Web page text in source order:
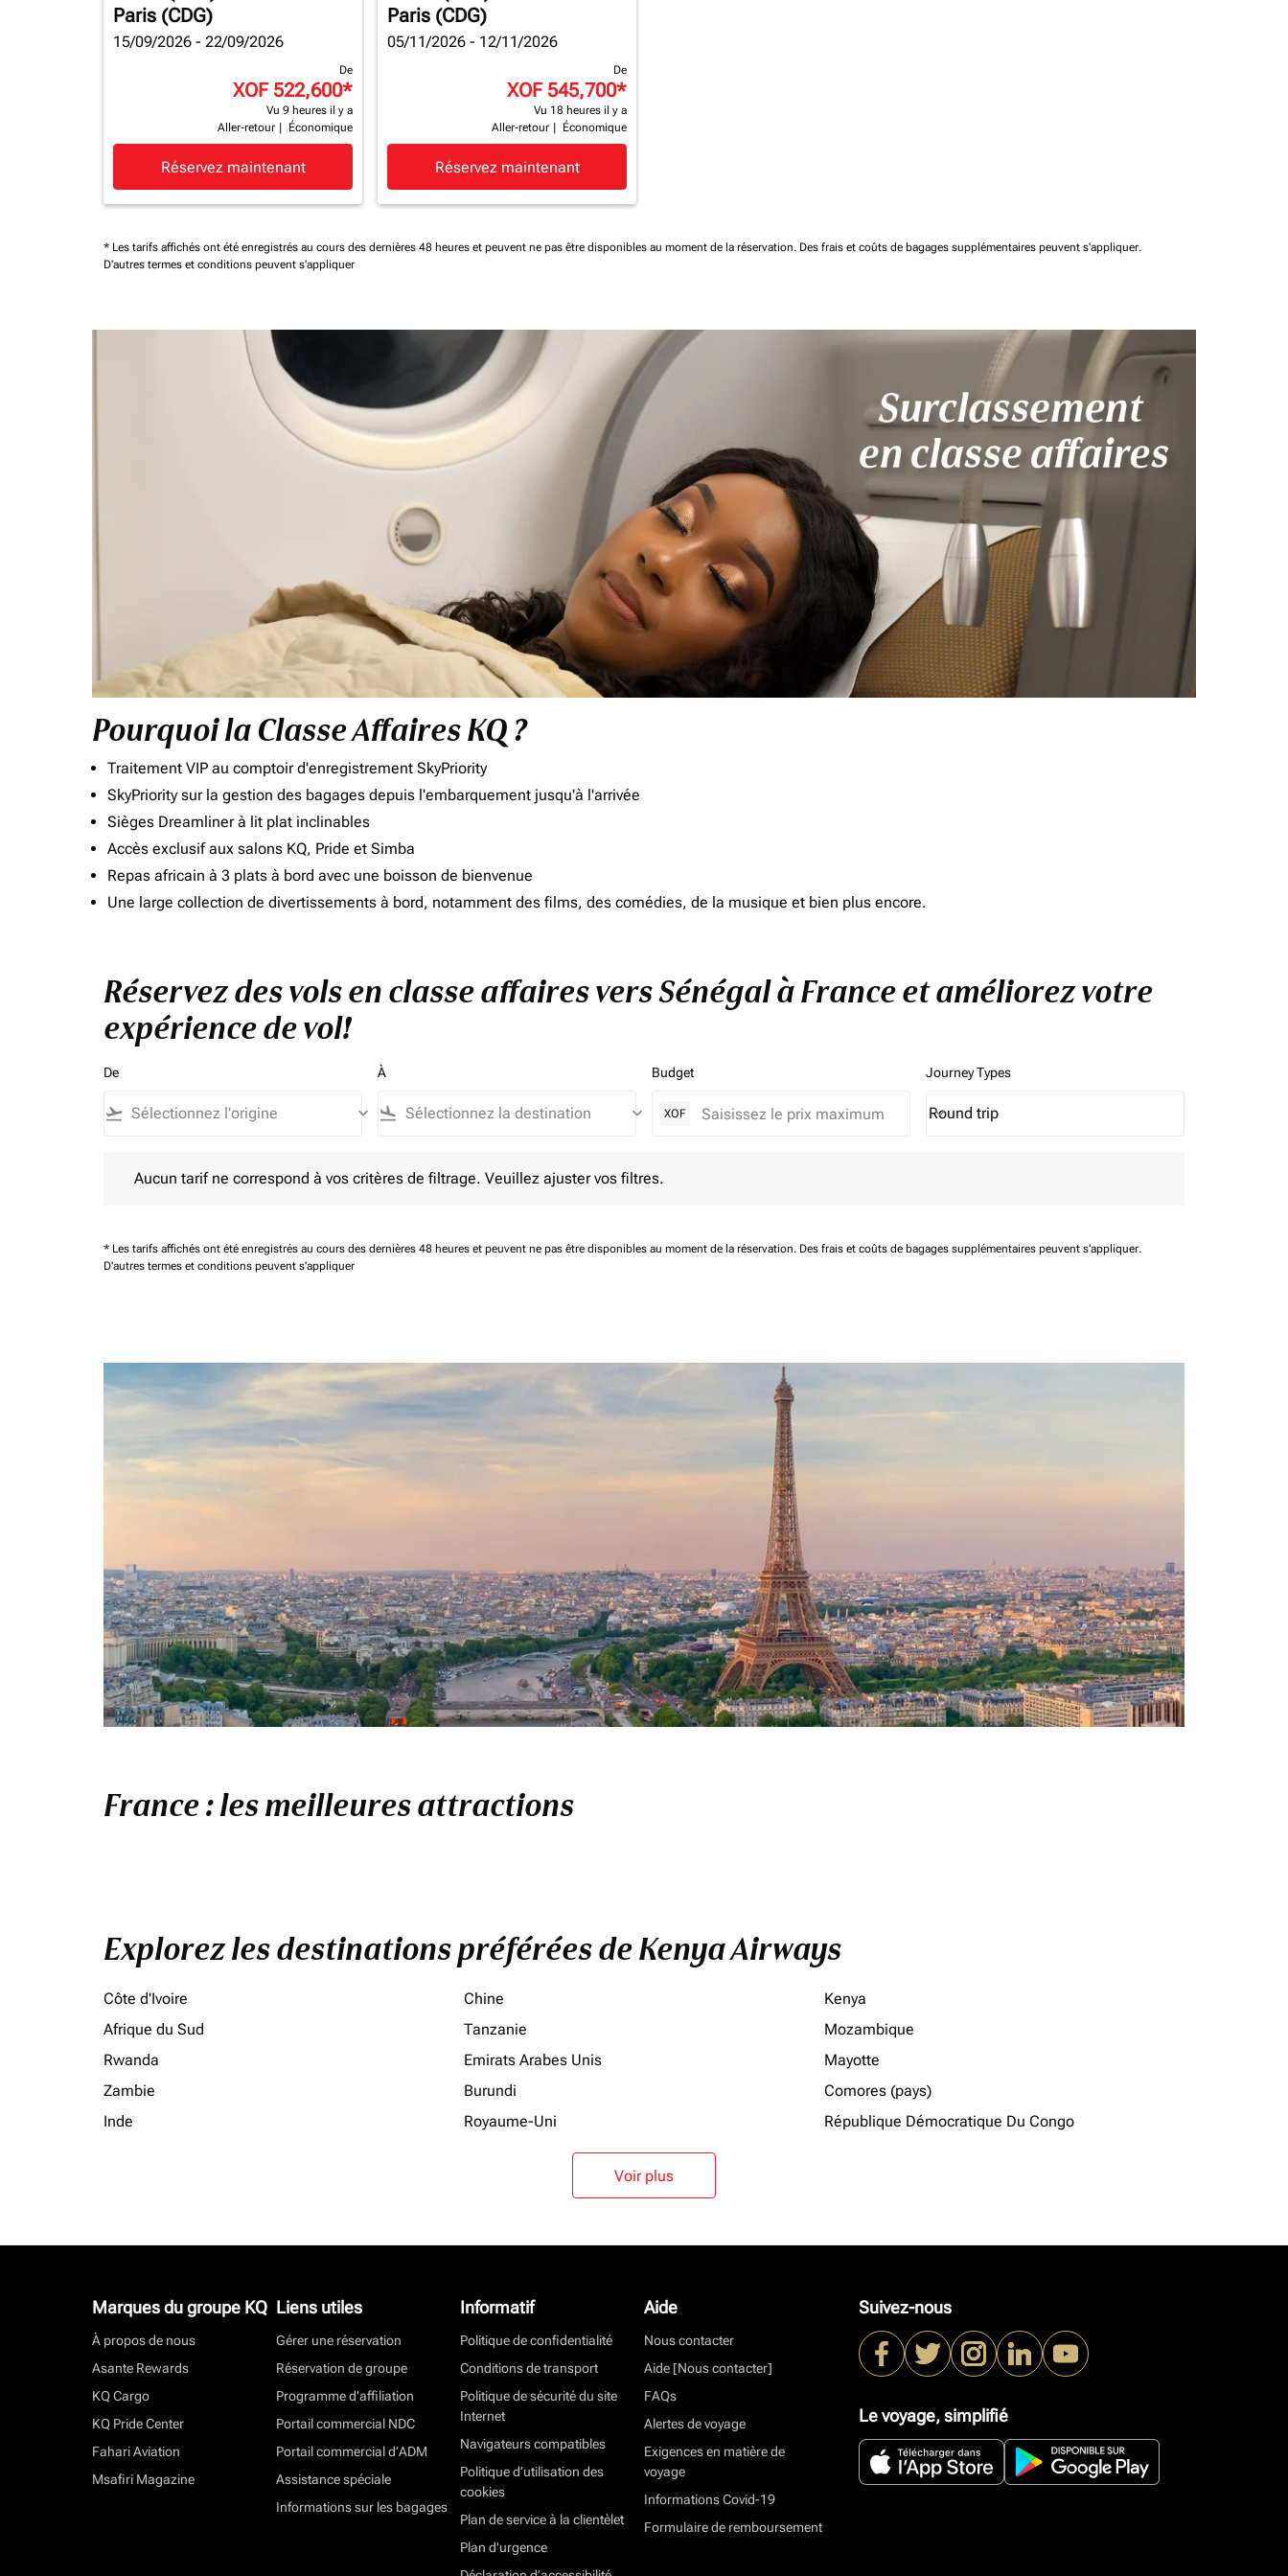
Paris (CDG)
15/09/2026 - 22/09/2026
De
XOF 522,600*
Vu 9 heures il y a
Aller-retour
Économique
Réservez maintenant
Paris (CDG)
05/11/2026 - 12/11/2026
De
XOF 545,700*
Vu 18 heures il y a
Aller-retour
Économique
Réservez maintenant
* Les tarifs affichés ont été enregistrés au cours des dernières 48 heures et peuvent ne pas être disponibles au moment de la réservation. Des frais et coûts de bagages supplémentaires peuvent s'appliquer.
D'autres termes et conditions peuvent s'appliquer
Pourquoi la Classe Affaires KQ ?
Traitement VIP au comptoir d'enregistrement SkyPriority
SkyPriority sur la gestion des bagages depuis l'embarquement jusqu'à l'arrivée
Sièges Dreamliner à lit plat inclinables
Accès exclusif aux salons KQ, Pride et Simba
Repas africain à 3 plats à bord avec une boisson de bienvenue
Une large collection de divertissements à bord, notamment des films, des comédies, de la musique et bien plus encore.
Réservez des vols en classe affaires vers Sénégal à France et améliorez votre
expérience de vol!
De
flight_takeoff keyboard_arrow_down
À
flight_land keyboard_arrow_down
Budget
XOF
Journey Types
Journey Types option Round trip Selected
Round trip
keyboard_arrow_down
Aucun tarif ne correspond à vos critères de filtrage. Veuillez ajuster vos filtres.
* Les tarifs affichés ont été enregistrés au cours des dernières 48 heures et peuvent ne pas être disponibles au moment de la réservation. Des frais et coûts de bagages supplémentaires peuvent s'appliquer.
D'autres termes et conditions peuvent s'appliquer
France : les meilleures attractions
Explorez les destinations préférées de Kenya Airways
Côte d'Ivoire Chine
Kenya
Afrique du Sud
Tanzanie
Mozambique
Rwanda
Emirats Arabes Unis
Mayotte
Zambie
Burundi
Comores (pays)
Inde
Royaume-Uni République Démocratique Du Congo
Voir plus
Marques du groupe KQ
À propos de nous
Asante Rewards
KQ Cargo
KQ Pride Center
Fahari Aviation
Msafiri Magazine
Liens utiles
Gérer une réservation
Réservation de groupe
Programme d'affiliation
Portail commercial NDC
Portail commercial d’ADM
Assistance spéciale
Informations sur les bagages
Informatif
Politique de confidentialité
Conditions de transport
Politique de sécurité du site
Internet
Navigateurs compatibles
Politique d’utilisation des
cookies
Plan de service à la clientèlet
Plan d'urgence
Aide
Nous contacter
Aide [Nous contacter]
FAQs
Alertes de voyage
Exigences en matière de
voyage
Informations Covid-19
Formulaire de remboursement
Suivez-nous
Le voyage, simplifié